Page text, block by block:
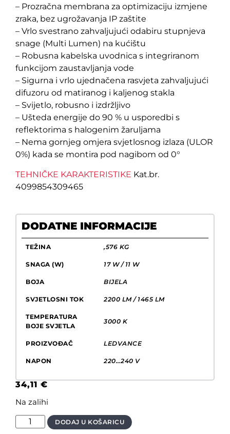
– Prozračna membrana za optimizaciju izmjene
zraka, bez ugrožavanja IP zaštite
– Vrlo svestrano zahvaljujući odabiru stupnjeva
snage (Multi Lumen) na kućištu
– Robusna kabelska uvodnica s integriranom
funkcijom zaustavljanja vode
– Sigurna i vrlo ujednačena rasvjeta zahvaljujući
difuzoru od matiranog i kaljenog stakla
– Svijetlo, robusno i izdržljivo
– Ušteda energije do 90 % u usporedbi s
reflektorima s halogenim žaruljama
– Nema gornjeg omjera svjetlosnog izlaza (ULOR
0%) kada se montira pod nagibom od 0°
TEHNIČKE KARAKTERISTIKE Kat.br.
4099854309465
DODATNE INFORMACIJE
TEŽINA ,576 KG
SNAGA (W) 17 W / 11 W
BOJA BIJELA
SVJETLOSNI TOK 2200 LM / 1465 LM
TEMPERATURA
BOJE SVJETLA
3000 K
PROIZVOĐAČ LEDVANCE
NAPON 220…240 V
34,11 €
Na zalihi
DODAJ U KOŠARICU